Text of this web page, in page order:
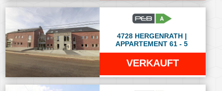
4728 HERGENRATH |
APPARTEMENT 61 - 5
VERKAUFT